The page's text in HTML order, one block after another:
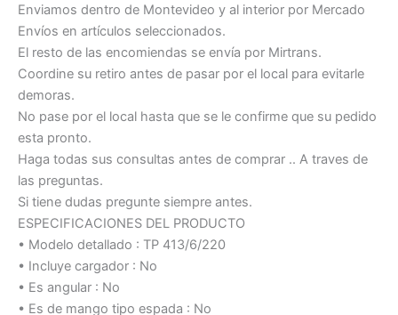
Enviamos dentro de Montevideo y al interior por Mercado
Envíos en artículos seleccionados.
El resto de las encomiendas se envía por Mirtrans.
Coordine su retiro antes de pasar por el local para evitarle
demoras.
No pase por el local hasta que se le confirme que su pedido
esta pronto.
Haga todas sus consultas antes de comprar .. A traves de
las preguntas.
Si tiene dudas pregunte siempre antes.
ESPECIFICACIONES DEL PRODUCTO
• Modelo detallado : TP 413/6/220
• Incluye cargador : No
• Es angular : No
• Es de mango tipo espada : No